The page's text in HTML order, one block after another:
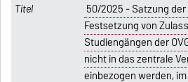
50/2025 - Satzung der
Festsetzung von
Studiengängen der
nicht in das zentrale
einbezogen werden,